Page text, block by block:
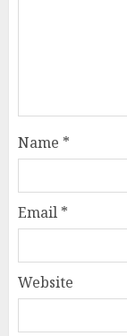
Name *
Email *
Website